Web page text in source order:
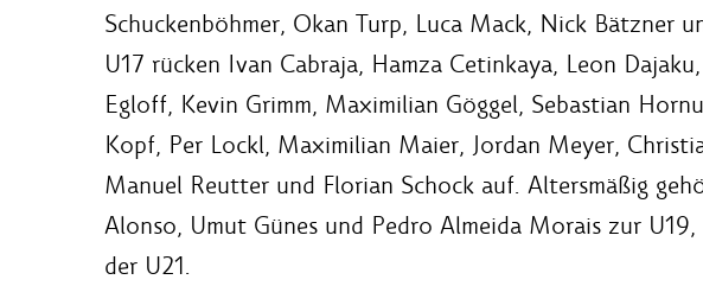
Schuckenböhmer, Okan Turp, Luca Mack, Nick Bätzner
U17 rücken Ivan Cabraja, Hamza Cetinkaya, Leon
Egloff, Kevin Grimm, Maximilian Göggel, Sebastian
Kopf, Per Lockl, Maximilian Maier, Jordan Meyer,
Manuel Reutter und Florian Schock auf. Altersmäßig
Alonso, Umut Günes und Pedro Almeida Morais zur
der U21.